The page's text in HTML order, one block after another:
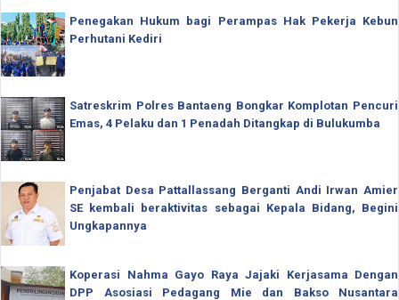
Penegakan Hukum bagi Perampas Hak Pekerja Kebun
Perhutani Kediri
Satreskrim Polres Bantaeng Bongkar Komplotan Pencuri
Emas, 4 Pelaku dan 1 Penadah Ditangkap di Bulukumba
Penjabat Desa Pattallassang Berganti Andi Irwan Amier
SE kembali beraktivitas sebagai Kepala Bidang, Begini
Ungkapannya
Koperasi Nahma Gayo Raya Jajaki Kerjasama Dengan
DPP Asosiasi Pedagang Mie dan Bakso Nusantara